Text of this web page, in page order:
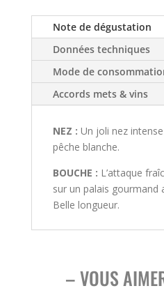
Note de dégustation
Données techniques
Mode de
Accords mets & vins
NEZ : Un joli nez
pêche blanche.
BOUCHE : L’attaque
sur un palais gourmand
Belle longueur.
– VOUS